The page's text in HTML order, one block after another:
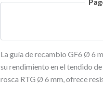
-
La guía de recambio GF6 Ø 6
su rendimiento en el tendido
rosca RTG Ø 6 mm, ofrece